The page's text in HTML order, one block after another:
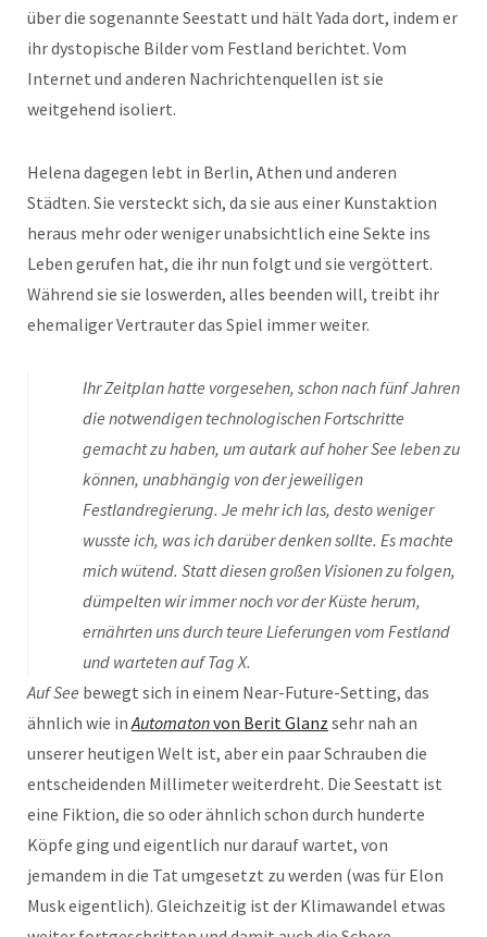
über die sogenannte Seestatt und hält Yada dort, indem er
ihr dystopische Bilder vom Festland berichtet. Vom
Internet und anderen Nachrichtenquellen ist sie
weitgehend isoliert.
Helena dagegen lebt in Berlin, Athen und anderen
Städten. Sie versteckt sich, da sie aus einer Kunstaktion
heraus mehr oder weniger unabsichtlich eine Sekte ins
Leben gerufen hat, die ihr nun folgt und sie vergöttert.
Während sie sie loswerden, alles beenden will, treibt ihr
ehemaliger Vertrauter das Spiel immer weiter.
Ihr Zeitplan hatte vorgesehen, schon nach fünf Jahren
die notwendigen technologischen Fortschritte
gemacht zu haben, um autark auf hoher See leben zu
können, unabhängig von der jeweiligen
Festlandregierung. Je mehr ich las, desto weniger
wusste ich, was ich darüber denken sollte. Es machte
mich wütend. Statt diesen großen Visionen zu folgen,
dümpelten wir immer noch vor der Küste herum,
ernährten uns durch teure Lieferungen vom Festland
und warteten auf Tag X.
Auf See bewegt sich in einem Near-Future-Setting, das
ähnlich wie inAutomatonvon Berit Glanz sehr nah an
unserer heutigen Welt ist, aber ein paar Schrauben die
entscheidenden Millimeter weiterdreht. Die Seestatt ist
eine Fiktion, die so oder ähnlich schon durch hunderte
Köpfe ging und eigentlich nur darauf wartet, von
jemandem in die Tat umgesetzt zu werden (was für Elon
Musk eigentlich). Gleichzeitig ist der Klimawandel etwas